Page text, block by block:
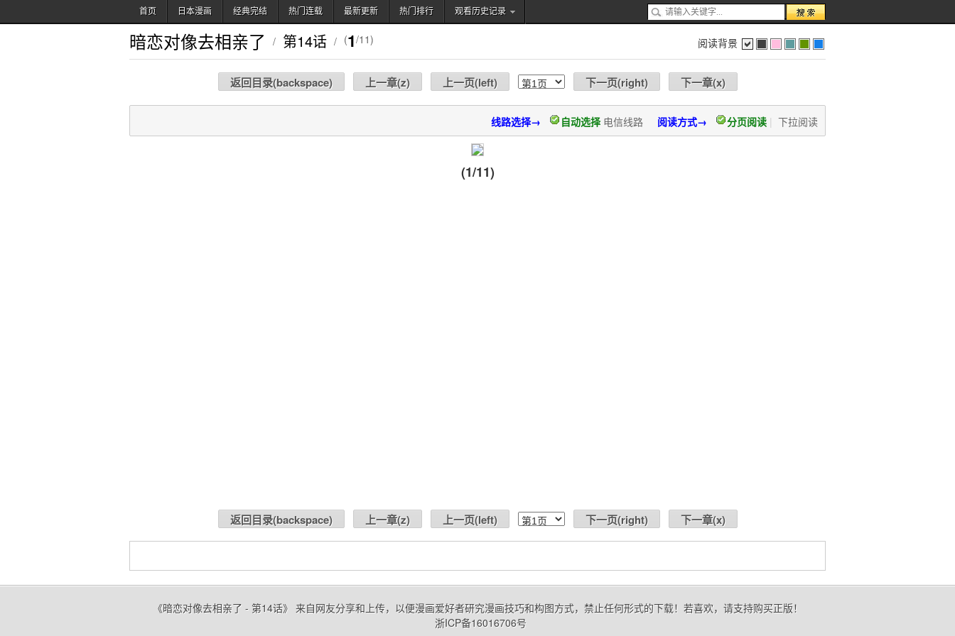
首页 日本漫画 经典完结 热门连载 最新更新 热门排行 观看历史记录
搜索
阅读背景
色 灰 红 蓝 绿 蓝
暗恋对像去相亲了 / 第14话 / (1/11)
返回目录(backspace) 上一章(z) 上一页(left) 下一页(right) 下一章(x)
阅读方式→ 分页阅读 | 下拉阅读
线路选择→ 自动选择 电信线路
(1/11)
返回目录(backspace) 上一章(z) 上一页(left) 下一页(right) 下一章(x)
《暗恋对像去相亲了 - 第14话》 来自网友分享和上传，以便漫画爱好者研究漫画技巧和构图方式，禁止任何形式的下载！若喜欢，请支持购买正版！
浙ICP备16016706号